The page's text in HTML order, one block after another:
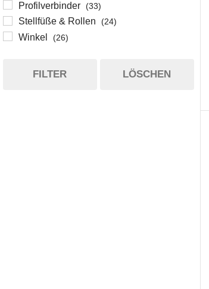
Profilverbinder (33)
Stellfüße & Rollen (24)
Winkel (26)
FILTER LÖSCHEN